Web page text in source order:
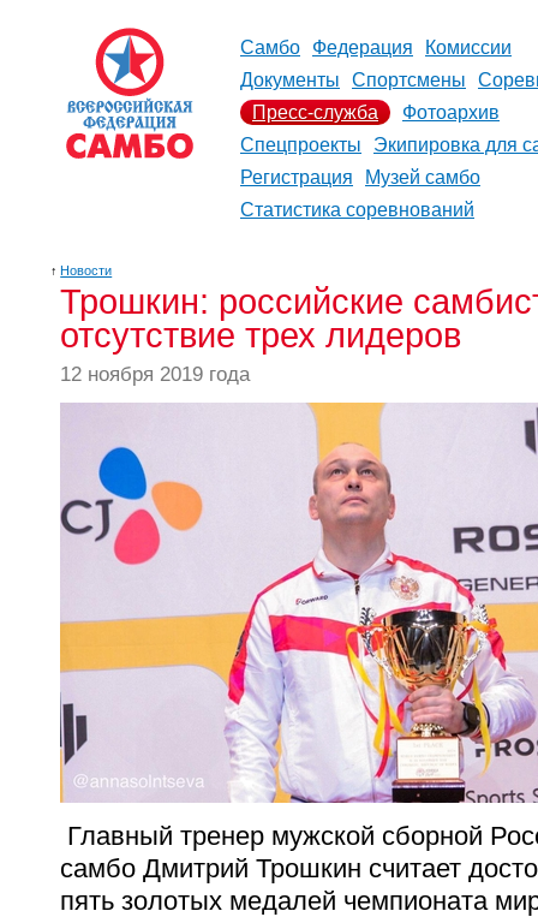
Самбо Федерация
Комиссии
Документы
Спортсмены
Пресс-служба
Фотоархив
Спецпроекты
Экипировка для
Регистрация
Музей самбо
Статистика соревнований
↑ Новости
Трошкин: российские
отсутствие трех лидеров
12 ноября 2019 года
Главный тренер мужской сборной
самбо Дмитрий Трошкин считает
пять золотых медалей чемпионата